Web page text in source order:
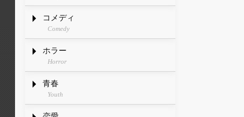
コメディ
Comedy
ホラー
Horror
青春
Youth